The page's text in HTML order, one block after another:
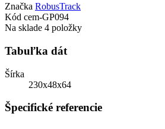
Značka RobusTrack
Kód cem-GP094
Na sklade 4 položky
Tabuľka dát
Šírka
230x48x64
Špecifické referencie